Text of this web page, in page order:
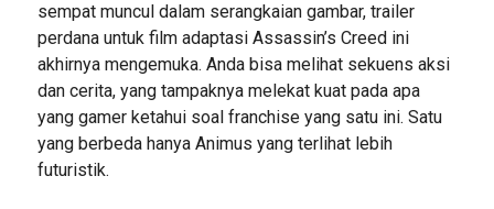
sempat muncul dalam serangkaian gambar, trailer
perdana untuk film adaptasi Assassin’s Creed ini
akhirnya mengemuka. Anda bisa melihat sekuens aksi
dan cerita, yang tampaknya melekat kuat pada apa
yang gamer ketahui soal franchise yang satu ini. Satu
yang berbeda hanya Animus yang terlihat lebih
futuristik.